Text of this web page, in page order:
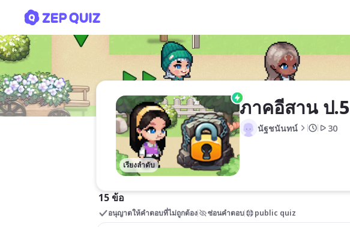
เรียงลำดับ
ภาคอีสาน ป.5
นัฐชนันทน์ 30
15 ข้อ
อนุญาตให้คำตอบที่ไม่ถูกต้อง ซ่อนคำตอบ public quiz